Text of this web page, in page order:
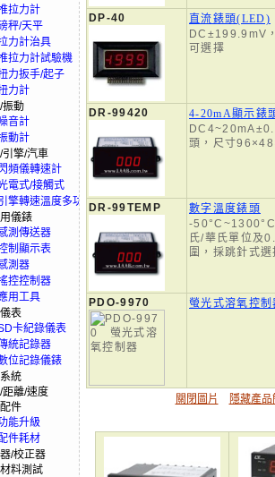
拉力計
秤/天平
力計治具
拉力計試驗機
力扳手/起子
力計
振動
音計
動計
引擎/汽車
閃頻儀轉速計
電式/接觸式
擎轉速溫度多功電表
儀錶
測傳送器
制顯示表
測器
控控制器
用工具
表
卡紀錄儀表
統記錄器
位記錄儀錶
統
距離/速度
件
能升級
件耗材
/校正器
料測試
DP-40
直流錶頭(LED)
DC±199.9mV
可選擇
DR-99420
4-20mA顯示錶
頭，尺寸
DR-99TEMP
數字溫度錶頭
-
氏/華氏單位及
圍，採跳針式
PDO-9970 螢光式溶氧控制
關閉圖片 隱藏產品